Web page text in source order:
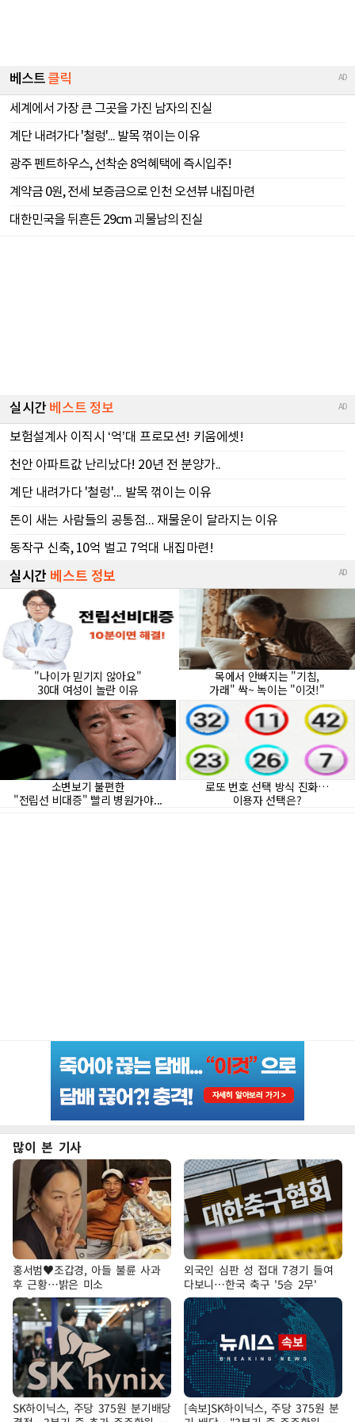
많이 본 기사
홍서범♥조갑경, 아들 불륜 사과
후 근황…밝은 미소
외국인 심판 성 접대 7경기 들여
다보니…한국 축구 '5승 2무'
SK하이닉스, 주당 375원 분기배당
[속보]SK하이닉스, 주당 375원 분